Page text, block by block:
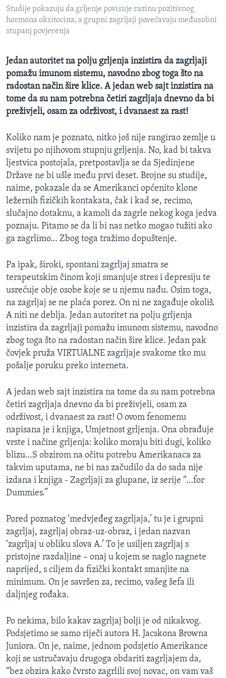
MAGAZIN
O GLASU AMERIKE
Learning English
PRATITE NAS
Studije pokazuju da grljenje povisuje razinu pozitivnog
hormona oksitocina, a grupni zagrljaji povećavaju međusobni
stupanj povjerenja
Jedan autoritet na polju grljenja inzistira da zagrljaji
pomažu imunom sistemu, navodno zbog toga što na
radostan način šire klice. A jedan web sajt inzistira na
tome da su nam potrebna četiri zagrljaja dnevno da bi
preživjeli, osam za održivost, i dvanaest za rast!
Koliko nam je poznato, nitko još nije rangirao zemlje u
svijetu po njihovom stupnju grljenja. No, kad bi takva
ljestvica postojala, pretpostavlja se da Sjedinjene
Države ne bi ušle među prvi deset. Brojne su studije,
naime, pokazale da se Amerikanci općenito klone
ležernih fizičkih kontakata, čak i kad se, recimo,
slučajno dotaknu, a kamoli da zagrle nekog koga jedva
poznaju. Pitamo se da li bi nas netko mogao tužiti ako
ga zagrlimo… Zbog toga tražimo dopuštenje.
Pa ipak, široki, spontani zagrljaj smatra se
terapeutskim činom koji smanjuje stres i depresiju te
usrećuje obje osobe koje se u njemu nađu. Osim toga,
na zagrljaj se ne plaća porez. On ni ne zagađuje okoliš.
A niti ne deblja. Jedan autoritet na polju grljenja
inzistira da zagrljaji pomažu imunom sistemu, navodno
zbog toga što na radostan način šire klice. Jedan pak
čovjek pruža VIRTUALNE zagrljaje svakome tko mu
pošalje poruku preko interneta.
A jedan web sajt inzistira na tome da su nam potrebna
četiri zagrljaja dnevno da bi preživjeli, osam za
održivost, i dvanaest za rast! O ovom fenomenu
napisana je i knjiga, Umjetnost grljenja. Ona obrađuje
vrste i načine grljenja: koliko moraju biti dugi, koliko
blizu…S obzirom na očitu potrebu Amerikanaca za
takvim uputama, ne bi nas začudilo da do sada nije
izdana i knjiga - Zagrljaji za glupane, iz serije “…for
Dummies.”
Pored poznatog ‘medvjeđeg zagrljaja,’ tu je i grupni
zagrljaj, zagrljaj obraz-uz-obraz, i jedan nazvan
‘zagrljaj u obliku slova A.’ To je usiljen zagrljaj s
pristojne razdaljine – onaj u kojem se naglo nagnete
naprijed, s ciljem da fizički kontakt smanjite na
minimum. On je savršen za, recimo, vašeg šefa ili
daljnjeg rođaka.
Po nekima, bilo kakav zagrljaj bolji je od nikakvog.
Podsjetimo se samo riječi autora H. Jacskona Browna
Juniora. On je, naime, jednom podsjetio Amerikance
koji se ustručavaju drugoga obdariti zagrljajem da,
“bez obzira kako čvrsto zagrlili svoj novac, on vam vaš